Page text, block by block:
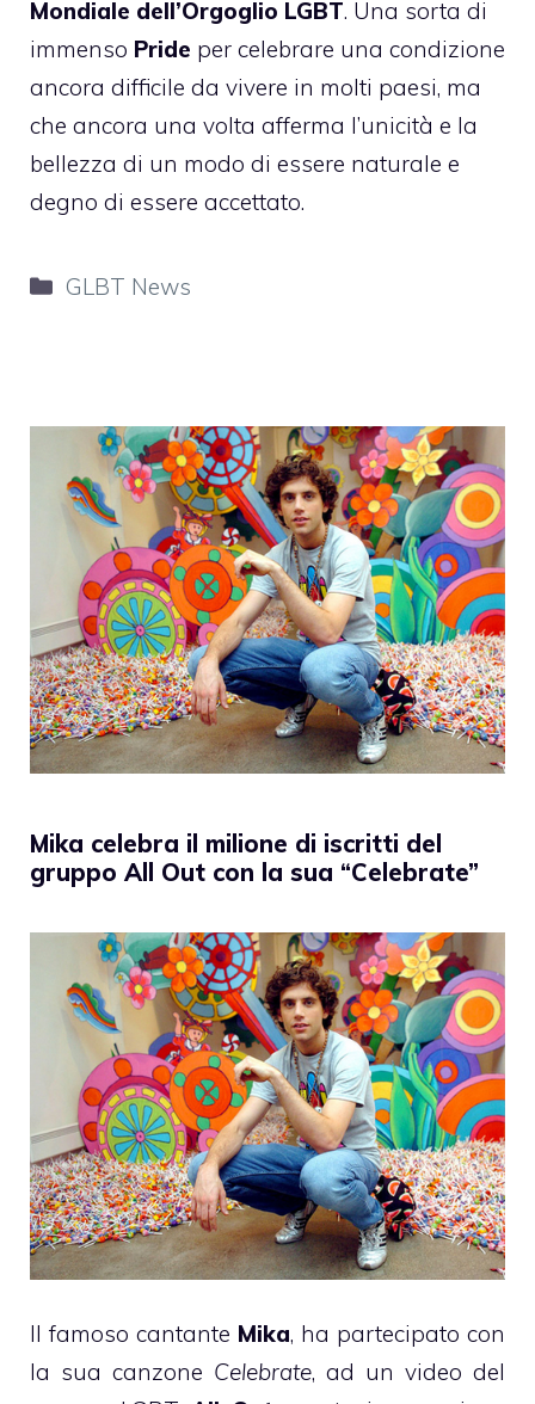
Mondiale dell’Orgoglio LGBT. Una sorta di
immenso Pride per celebrare una condizione
ancora difficile da vivere in molti paesi, ma
che ancora una volta afferma l’unicità e la
bellezza di un modo di essere naturale e
degno di essere accettato.
Categorie
GLBT News
Mika celebra il milione di iscritti del
gruppo All Out con la sua “Celebrate”
Il famoso cantante Mika, ha partecipato con
la sua canzone Celebrate, ad un video del